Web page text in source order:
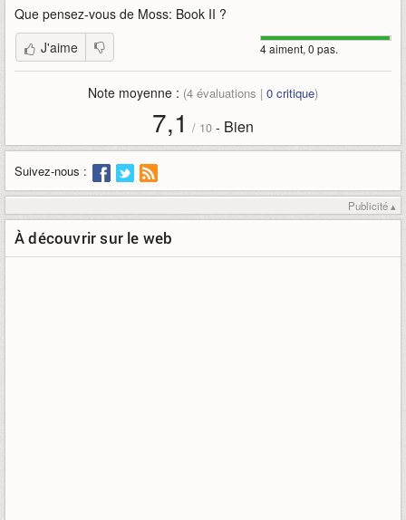
Que pensez-vous de Moss: Book II ?
4 aiment, 0 pas.
J'aime
Note moyenne : (4 évaluations | 0 critique)
7,1 / 10 - Bien
Suivez-nous :
Publicité ▴
À découvrir sur le web